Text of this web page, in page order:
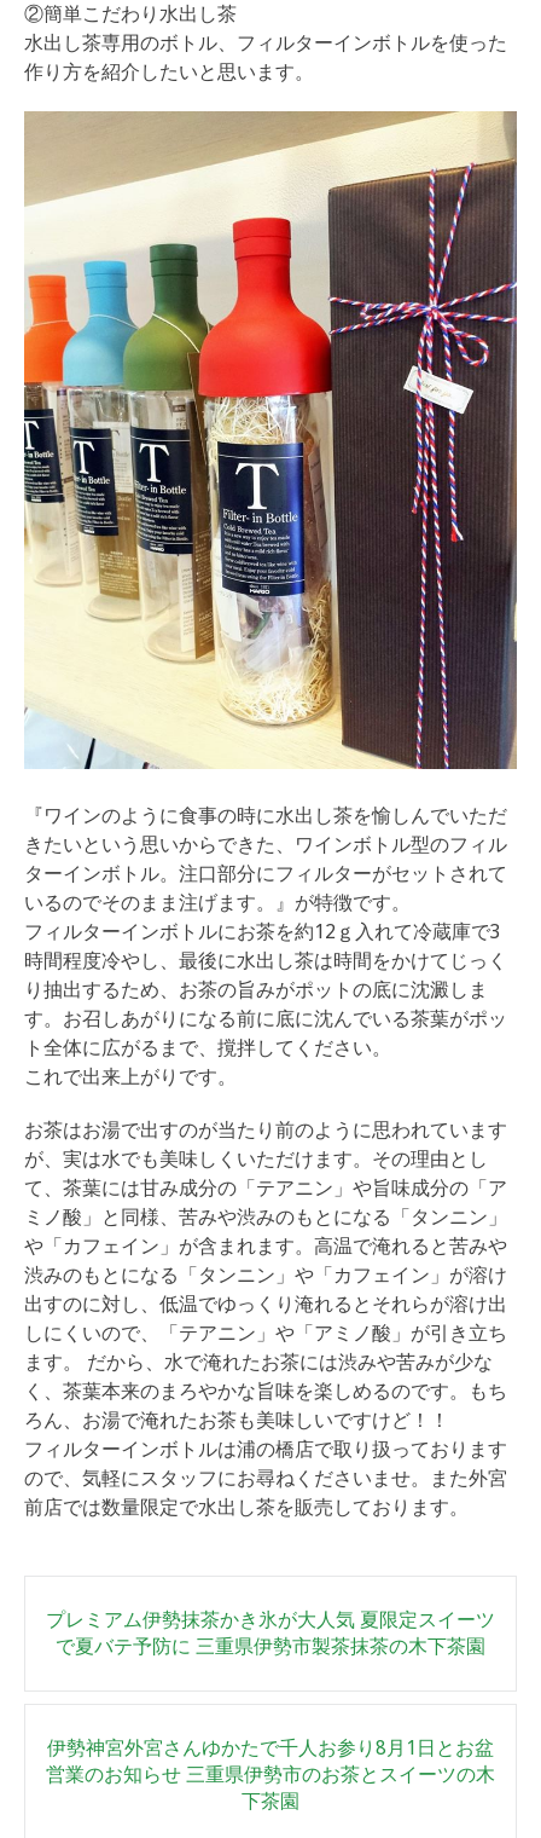
②簡単こだわり水出し茶
水出し茶専用のボトル、フィルターインボトルを使った
作り方を紹介したいと思います。
『ワインのように食事の時に水出し茶を愉しんでいただ
きたいという思いからできた、ワインボトル型のフィル
ターインボトル。注口部分にフィルターがセットされて
いるのでそのまま注げます。』が特徴です。
フィルターインボトルにお茶を約12ｇ入れて冷蔵庫で3
時間程度冷やし、最後に水出し茶は時間をかけてじっく
り抽出するため、お茶の旨みがポットの底に沈澱しま
す。お召しあがりになる前に底に沈んでいる茶葉がポッ
ト全体に広がるまで、撹拌してください。
これで出来上がりです。
お茶はお湯で出すのが当たり前のように思われています
が、実は水でも美味しくいただけます。その理由とし
て、茶葉には甘み成分の「テアニン」や旨味成分の「ア
ミノ酸」と同様、苦みや渋みのもとになる「タンニン」
や「カフェイン」が含まれます。高温で淹れると苦みや
渋みのもとになる「タンニン」や「カフェイン」が溶け
出すのに対し、低温でゆっくり淹れるとそれらが溶け出
しにくいので、「テアニン」や「アミノ酸」が引き立ち
ます。 だから、水で淹れたお茶には渋みや苦みが少な
く、茶葉本来のまろやかな旨味を楽しめるのです。もち
ろん、お湯で淹れたお茶も美味しいですけど！！
フィルターインボトルは浦の橋店で取り扱っております
ので、気軽にスタッフにお尋ねくださいませ。また外宮
前店では数量限定で水出し茶を販売しております。
Post
navigation
プレミアム伊勢抹茶かき氷が大人気 夏限定スイーツ
で夏バテ予防に 三重県伊勢市製茶抹茶の木下茶園
伊勢神宮外宮さんゆかたで千人お参り8月1日とお盆
営業のお知らせ 三重県伊勢市のお茶とスイーツの木
下茶園